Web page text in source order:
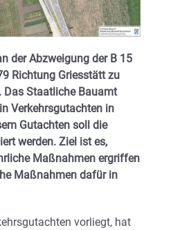
der Abzweigung der B 15
Richtung Griesstätt zu
Das Staatliche Bauamt
Verkehrsgutachten in
Gutachten soll die
werden. Ziel ist es,
Maßnahmen ergriffen
Maßnahmen dafür in
vorliegt, hat